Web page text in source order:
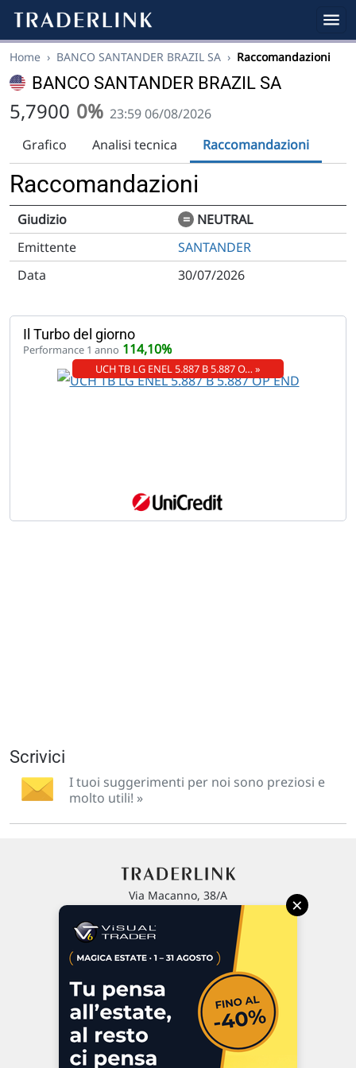
Home › BANCO SANTANDER BRAZIL SA › Raccomandazioni
BANCO SANTANDER BRAZIL SA
5,7900 0% 23:59 06/08/2026
Grafico
Analisi tecnica Raccomandazioni
Raccomandazioni
= NEUTRAL
SANTANDER
30/07/2026
Il Turbo del giorno
Performance 1 anno 114,10%
UCH TB LG ENEL 5.887 B 5.887 O… »
Scrivici
I tuoi suggerimenti per noi sono preziosi e
molto utili! »
Via Macanno, 38/A
P.IVA 02 452 460 401
Commenti e segnalazioni
Contattaci
×